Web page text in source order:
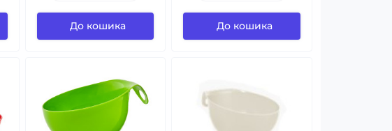
До кошика До кошика